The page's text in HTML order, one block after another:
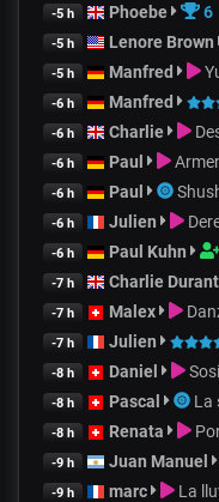
-5 h Phoebe 6
-5 h Lenore Brown
-5 h Manfred
-6 h Manfred
-6 h Charlie
-6 h Paul
-6 h Paul
-6 h Julien
-6 h Paul Kuhn
-7 h Charlie Durant
-7 h Malex
-7 h Julien
-8 h Daniel
-8 h Pascal La
-8 h Renata
-9 h Juan Manuel
-9 h marc La